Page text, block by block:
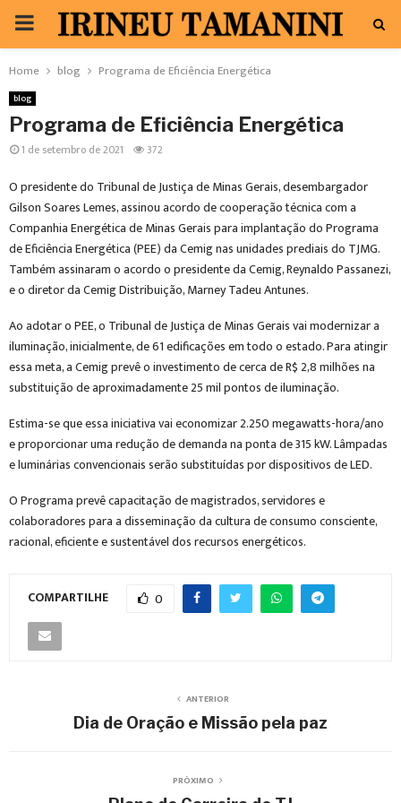
PRIMARY
MENU
Home blog Programa de Eficiência Energética
blog
Programa de Eficiência Energética
1 de setembro de 2021 372
O presidente do Tribunal de Justiça de Minas Gerais, desembargador
Gilson Soares Lemes, assinou acordo de cooperação técnica com a
Companhia Energética de Minas Gerais para implantação do Programa
de Eficiência Energética (PEE) da Cemig nas unidades prediais do TJMG.
Também assinaram o acordo o presidente da Cemig, Reynaldo Passanezi,
e o diretor da Cemig Distribuição, Marney Tadeu Antunes.
Ao adotar o PEE, o Tribunal de Justiça de Minas Gerais vai modernizar a
iluminação, inicialmente, de 61 edificações em todo o estado. Para atingir
essa meta, a Cemig prevê o investimento de cerca de R$ 2,8 milhões na
substituição de aproximadamente 25 mil pontos de iluminação.
Estima-se que essa iniciativa vai economizar 2.250 megawatts-hora/ano
e proporcionar uma redução de demanda na ponta de 315 kW. Lâmpadas
e luminárias convencionais serão substituídas por dispositivos de LED.
O Programa prevê capacitação de magistrados, servidores e
colaboradores para a disseminação da cultura de consumo consciente,
racional, eficiente e sustentável dos recursos energéticos.
COMPARTILHE 0
ANTERIOR
Dia de Oração e Missão pela paz
PRÓXIMO